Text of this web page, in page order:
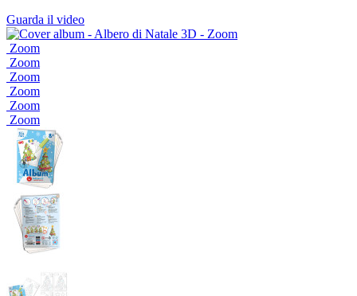
Guarda il video
Zoom
Zoom
Zoom
Zoom
Zoom
Zoom
Zoom